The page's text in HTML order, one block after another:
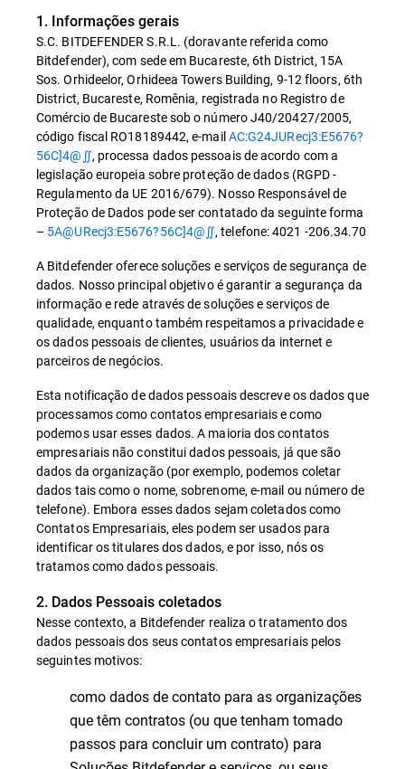
1. Informações gerais
S.C. BITDEFENDER S.R.L. (doravante referida como
Bitdefender), com sede em Bucareste, 6th District, 15A
Sos. Orhideelor, Orhideea Towers Building, 9-12 floors, 6th
District, Bucareste, Romênia, registrada no Registro de
Comércio de Bucareste sob o número J40/20427/2005,
código fiscal RO18189442, e-mailAC:G24JURecj3:E5676?
56C]4@∬, processa dados pessoais de acordo com a
legislação europeia sobre proteção de dados (RGPD -
Regulamento da UE 2016/679). Nosso Responsável de
Proteção de Dados pode ser contatado da seguinte forma
– 5A@URecj3:E5676?56C]4@∬, telefone: 4021 -206.34.70
A Bitdefender oferece soluções e serviços de segurança de
dados. Nosso principal objetivo é garantir a segurança da
informação e rede através de soluções e serviços de
qualidade, enquanto também respeitamos a privacidade e
os dados pessoais de clientes, usuários da internet e
parceiros de negócios.
Esta notificação de dados pessoais descreve os dados que
processamos como contatos empresariais e como
podemos usar esses dados. A maioria dos contatos
empresariais não constitui dados pessoais, já que são
dados da organização (por exemplo, podemos coletar
dados tais como o nome, sobrenome, e-mail ou número de
telefone). Embora esses dados sejam coletados como
Contatos Empresariais, eles podem ser usados para
identificar os titulares dos dados, e por isso, nós os
tratamos como dados pessoais.
2. Dados Pessoais coletados
Nesse contexto, a Bitdefender realiza o tratamento dos
dados pessoais dos seus contatos empresariais pelos
seguintes motivos:
como dados de contato para as organizações
que têm contratos (ou que tenham tomado
passos para concluir um contrato) para